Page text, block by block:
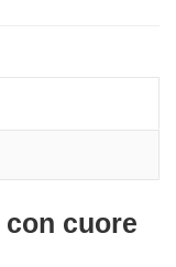
cuore